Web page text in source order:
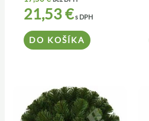
21,53€s DPH
DO KOŠÍKA